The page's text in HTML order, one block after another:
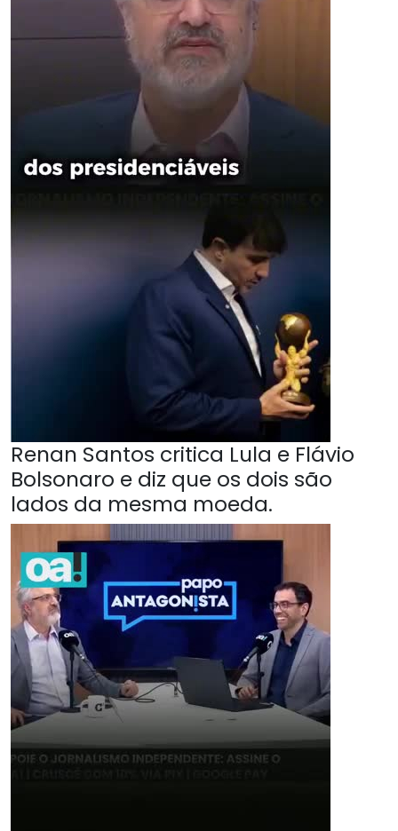
Renan Santos critica Lula e Flávio
Bolsonaro e diz que os dois são
lados da mesma moeda.